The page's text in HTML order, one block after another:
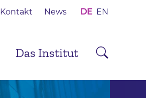
Kontakt News DE EN
Das Institut